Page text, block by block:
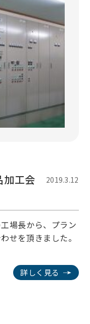
加工会
2019.3.12
場長から、プラン
せを頂きました。
詳しく見る